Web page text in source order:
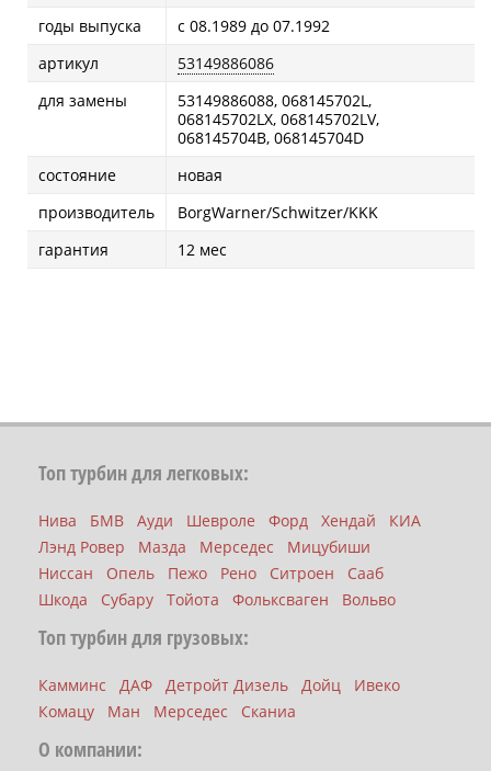
годы выпуска
с 08.1989 до 07.1992
артикул
53149886086
для замены
53149886088, 068145702L,
068145702LX, 068145702LV,
068145704B, 068145704D
состояние
новая
производитель
BorgWarner/Schwitzer/KKK
гарантия
12 мес
Топ турбин для легковых:
Нива БМВ Ауди Шевроле Форд Хендай
КИА
Лэнд Ровер
Мазда Мерседес
Мицубиши
Ниссан
Опель Пежо Рено Ситроен
Сааб
Шкода
Субару Тойота Фольксваген Вольво
Топ турбин для грузовых:
Камминс ДАФ Детройт Дизель Дойц
Ивеко
Комацу
Ман Мерседес Сканиа
О компании: